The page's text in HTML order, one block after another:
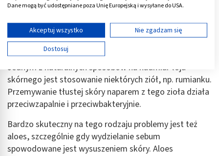
Odpowiadając na pytanie, jak zmniejszyć produkcję
sebum, nie można zapomnieć o prawidłowej diecie.
Warto ograniczyć picie kawy i jedzenie ostrych,
pikantnych potraw.
Jednym z naturalnych sposobów na nadmiar łoju
skórnego jest stosowanie niektórych ziół, np. rumianku.
Przemywanie tłustej skóry naparem z tego zioła działa
przeciwzapalnie i przeciwbakteryjnie.
Bardzo skuteczny na tego rodzaju problemy jest też
aloes, szczególnie gdy wydzielanie sebum
spowodowane jest wysuszeniem skóry. Aloes
Dane mogą być udostępniane poza Unię Europejską i wysyłane do USA.
Wyświetl listę partnerów (11 dostawców IAB)
Używamy Twoich danych w następujących celach:
Cele przetwarzania IAB:
Przechowywanie informacji na urządzeniu lub
dostęp do nich
Wykorzystywanie ograniczonych danych do
wyboru reklam
Tworzenie profili w celu spersonalizowanych
reklam
Akceptuj wszystko
Nie zgadzam się
Dostosuj